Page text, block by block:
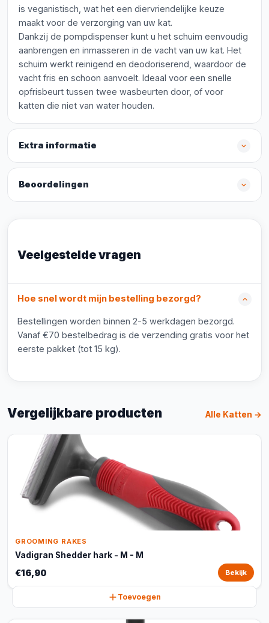
is veganistisch, wat het een diervriendelijke keuze
maakt voor de verzorging van uw kat.
Dankzij de pompdispenser kunt u het schuim eenvoudig
aanbrengen en inmasseren in de vacht van uw kat. Het
schuim werkt reinigend en deodoriserend, waardoor de
vacht fris en schoon aanvoelt. Ideaal voor een snelle
opfrisbeurt tussen twee wasbeurten door, of voor
katten die niet van water houden.
Extra informatie
Beoordelingen
Veelgestelde vragen
Hoe snel wordt mijn bestelling bezorgd?
Bestellingen worden binnen 2-5 werkdagen bezorgd.
Vanaf €70 bestelbedrag is de verzending gratis voor het
eerste pakket (tot 15 kg).
Vergelijkbare producten Alle Katten →
GROOMING RAKES
Vadigran Shedder hark - M - M
€16,90 Bekijk
Toevoegen